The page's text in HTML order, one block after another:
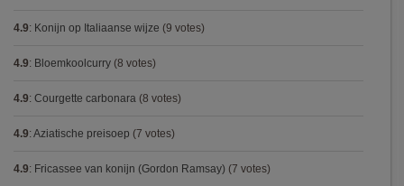
4.9: Konijn op Italiaanse wijze (9 votes)
4.9: Bloemkoolcurry (8 votes)
4.9: Courgette carbonara (8 votes)
4.9: Aziatische preisoep (7 votes)
4.9: Fricassee van konijn (Gordon Ramsay) (7 votes)